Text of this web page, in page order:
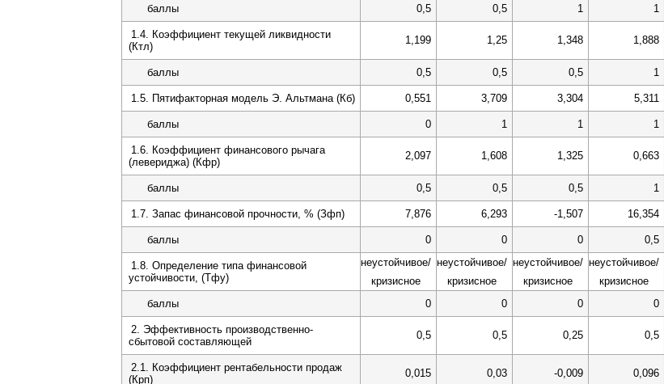
баллы 0,5 0,5 1 1
1.4. Коэффициент текущей ликвидности
(Ктл)
1,199 1,25 1,348 1,888
баллы 0,5 0,5 0,5 1
1.5. Пятифакторная модель Э. Альтмана (Кб) 0,551 3,709 3,304 5,311
баллы 0 1 1 1
1.6. Коэффициент финансового рычага
(левериджа) (Кфр)
2,097 1,608 1,325 0,663
баллы 0,5 0,5 0,5 1
1.7. Запас финансовой прочности, % (Зфп) 7,876 6,293 -1,507 16,354
баллы 0 0 0 0,5
1.8. Определение типа финансовой
устойчивости, (Тфу)
неустойчивое/
кризисное
неустойчивое/
кризисное
неустойчивое/
кризисное
неустойчивое/
кризисное
баллы
0 0 0 0
2. Эффективность производственно-
сбытовой составляющей
0,5 0,5 0,25 0,5
2.1. Коэффициент рентабельности продаж
(Крп)
0,015 0,03 -0,009 0,096